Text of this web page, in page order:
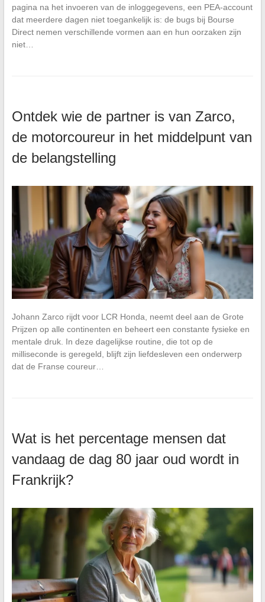
pagina na het invoeren van de inloggegevens, een PEA-account
dat meerdere dagen niet toegankelijk is: de bugs bij Bourse
Direct nemen verschillende vormen aan en hun oorzaken zijn
niet…
Ontdek wie de partner is van Zarco,
de motorcoureur in het middelpunt van
de belangstelling
Johann Zarco rijdt voor LCR Honda, neemt deel aan de Grote
Prijzen op alle continenten en beheert een constante fysieke en
mentale druk. In deze dagelijkse routine, die tot op de
milliseconde is geregeld, blijft zijn liefdesleven een onderwerp
dat de Franse coureur…
Wat is het percentage mensen dat
vandaag de dag 80 jaar oud wordt in
Frankrijk?